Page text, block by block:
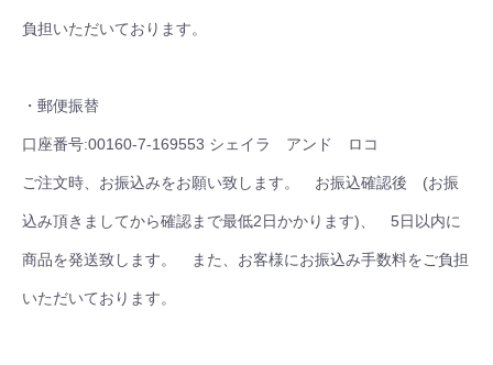
負担いただいております。
・郵便振替
口座番号:00160-7-169553 シェイラ アンド ロコ
ご注文時、お振込みをお願い致します。 お振込確認後 (お振
込み頂きましてから確認まで最低2日かかります)、 5日以内に
商品を発送致します。 また、お客様にお振込み手数料をご負担
いただいております。